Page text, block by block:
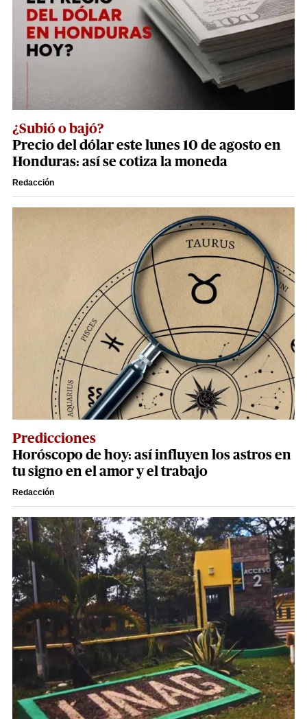
¿Subió o bajó?
Precio del dólar este lunes 10 de agosto en
Honduras: así se cotiza la moneda
Redacción
Predicciones
Horóscopo de hoy: así influyen los astros en
tu signo en el amor y el trabajo
Redacción